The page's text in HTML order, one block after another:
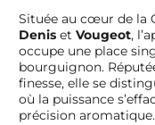
Située au cœur de la
DenisetVougeot,
occupe une place
bourguignon.
finesse, elle se
où la puissance
précision aromatique.